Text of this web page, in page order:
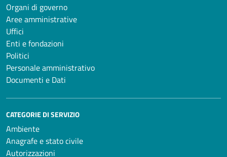
Organi di governo
Aree amministrative
Uffici
Enti e fondazioni
Politici
Personale amministrativo
Documenti e Dati
CATEGORIE DI SERVIZIO
Ambiente
Anagrafe e stato civile
Autorizzazioni